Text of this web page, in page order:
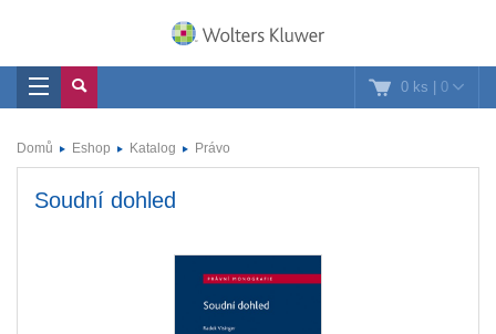
0 ks | 0
Domů Eshop Katalog Právo
Soudní dohled